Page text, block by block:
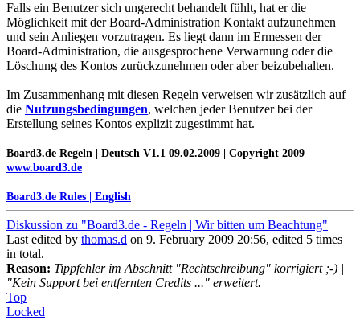
Falls ein Benutzer sich ungerecht behandelt fühlt, hat er die
Möglichkeit mit der Board-Administration Kontakt aufzunehmen
und sein Anliegen vorzutragen. Es liegt dann im Ermessen der
Board-Administration, die ausgesprochene Verwarnung oder die
Löschung des Kontos zurückzunehmen oder aber beizubehalten.
Im Zusammenhang mit diesen Regeln verweisen wir zusätzlich auf
die Nutzungsbedingungen, welchen jeder Benutzer bei der
Erstellung seines Kontos explizit zugestimmt hat.
Board3.de Regeln | Deutsch V1.1 09.02.2009 | Copyright 2009
www.board3.de
Board3.de Rules | English
Diskussion zu "Board3.de - Regeln | Wir bitten um Beachtung"
Last edited by thomas.d on 9. February 2009 20:56, edited 5 times
in total.
Reason: Tippfehler im Abschnitt "Rechtschreibung" korrigiert ;-) |
"Kein Support bei entfernten Credits ..." erweitert.
Top
Locked